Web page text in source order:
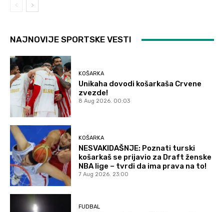
NAJNOVIJE SPORTSKE VESTI
KOŠARKA
Unikaha dovodi košarkaša Crvene
zvezde!
8 Aug 2026. 00:03
KOŠARKA
NESVAKIDAŠNJE: Poznati turski
košarkaš se prijavio za Draft ženske
NBA lige – tvrdi da ima prava na to!
7 Aug 2026. 23:00
FUDBAL